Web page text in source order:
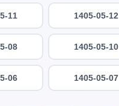
1405-05-12
11
1405-05-10
08
1405-05-07
06